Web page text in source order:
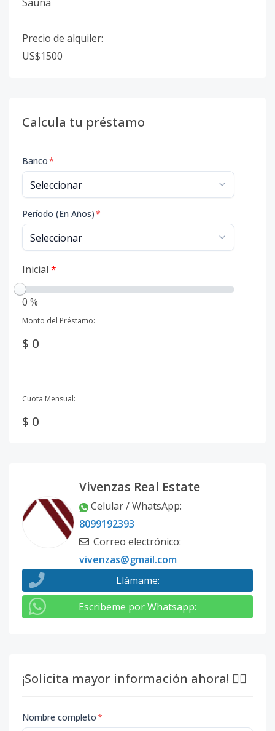
Precio de alquiler:
US$1500
Calcula tu préstamo
Banco*
Período (En Años)*
Inicial *
0 %
Monto del Préstamo:
$ 0
Cuota Mensual:
$ 0
Vivenzas Real Estate
Celular / WhatsApp:
8099192393
Correo electrónico:
vivenzas@gmail.com
Llámame:
Escribeme por Whatsapp:
¡Solicita mayor información ahora! 👇🏽
Nombre completo*